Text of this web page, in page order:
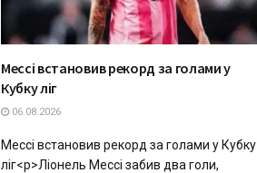
Мессі встановив рекорд за голами у
Кубку ліг
06.08.2026
Мессі встановив рекорд за голами у Кубку
ліг<p>Ліонель Мессі забив два голи,